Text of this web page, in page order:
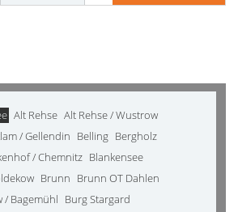
Alt Rehse Alt Rehse / Wustrow
/ Gellendin Belling Bergholz
/ Chemnitz Blankensee
Brunn Brunn OT Dahlen
/ Bagemühl Burg Stargard